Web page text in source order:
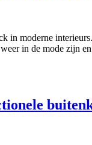
in moderne
in de mode zijn